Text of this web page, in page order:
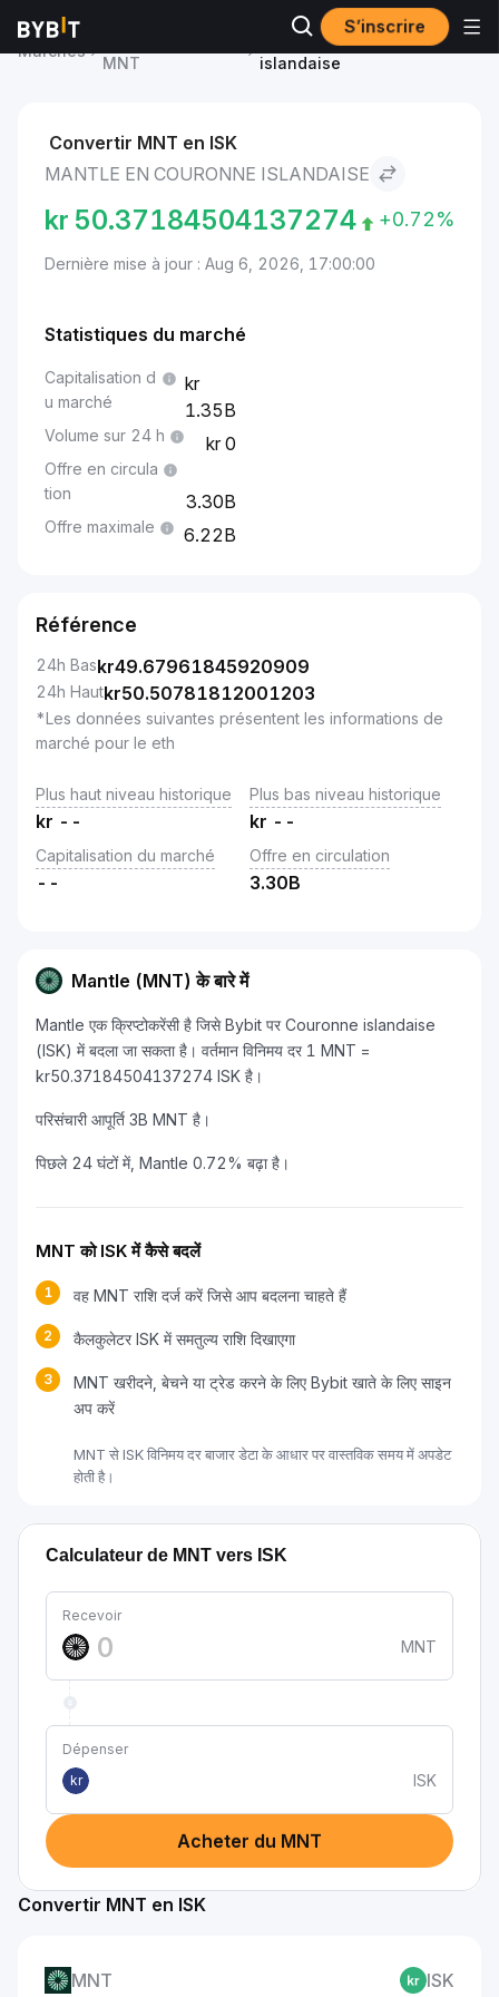
S’inscrire
Marchés
MNT
Mantle to Couronne
islandaise
Convertir MNT en ISK
MANTLE EN COURONNE ISLANDAISE
kr 50.37184504137274 +0.72%
Dernière mise à jour : Aug 6, 2026, 17:00:00
Statistiques du marché
Capitalisation d
u marché
1.35B
Volume sur 24 h 0
Offre en circula
tion
3.30B
Offre maximale 6.22B
Référence
24h Baskr49.67961845920909
24h Hautkr50.50781812001203
*Les données suivantes présentent les informations de
marché pour le eth
Plus haut niveau historique
kr --
Plus bas niveau historique
kr --
Capitalisation du marché
--
Offre en circulation
3.30B
Mantle (MNT) के बारे में
Mantle एक क्रिप्टोकरेंसी है जिसे Bybit पर Couronne islandaise
(ISK) में बदला जा सकता है। वर्तमान विनिमय दर 1 MNT =
kr50.37184504137274 ISK है।
परिसंचारी आपूर्ति 3B MNT है।
पिछले 24 घंटों में, Mantle 0.72% बढ़ा है।
MNT को ISK में कैसे बदलें
1 वह MNT राशि दर्ज करें जिसे आप बदलना चाहते हैं
2 कैलकुलेटर ISK में समतुल्य राशि दिखाएगा
3
MNT खरीदने, बेचने या ट्रेड करने के लिए Bybit खाते के लिए साइन
अप करें
MNT से ISK विनिमय दर बाजार डेटा के आधार पर वास्तविक समय में अपडेट
होती है।
Calculateur de MNT vers ISK
Recevoir
MNT
Dépenser
kr
ISK
Acheter du MNT
Convertir MNT en ISK
MNT ISK